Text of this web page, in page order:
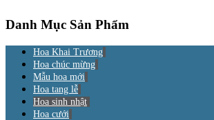
Danh Mục Sản Phẩm
Hoa Khai Trương
Hoa chúc mừng
Mẫu hoa mới
Hoa tang lễ
Hoa sinh nhật
Hoa cưới